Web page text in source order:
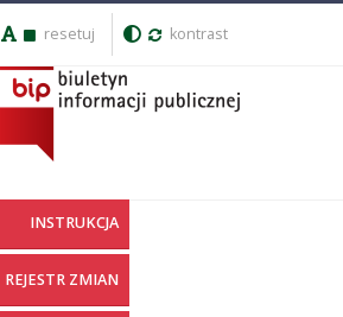
resetuj kontrast
INSTRUKCJA
REJESTR ZMIAN